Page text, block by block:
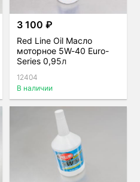
3 100 ₽
Red Line Oil Масло
моторное 5W-40 Euro-
Series 0,95л
12404
В наличии